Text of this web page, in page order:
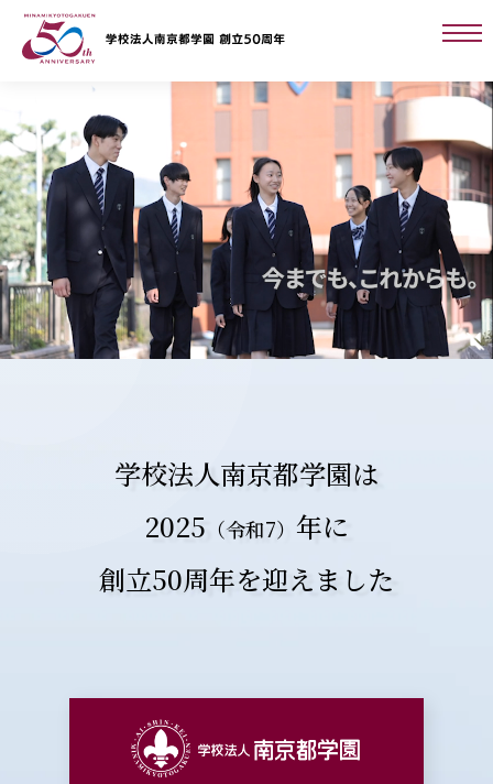
学校法人南京都学園は
2025 （令和7） 年に
創立50周年を迎えました